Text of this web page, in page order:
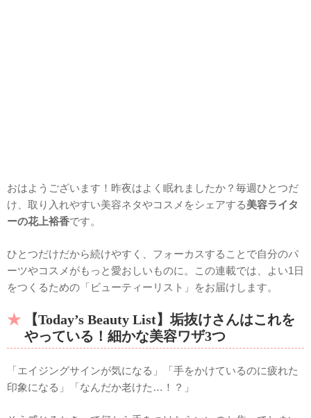
おはようございます！昨夜はよく眠れましたか？毎週ひとつだ
け、取り入れやすい美容ネタやコスメをシェアする美容ライタ
ーの花上裕香です。
ひとつだけだから続けやすく、フォーカスすることで自分のパ
ーツやコスメがもっと愛おしいものに。この連載では、よい1日
をつくるための「ビューティーリスト」をお届けします。
【Today’s Beauty List】垢抜けさんはこれを
やっている！細かな美容ワザ3つ
「エイジングサインが気になる」「手をかけているのに疲れた
印象になる」「なんだか老けた…！？」